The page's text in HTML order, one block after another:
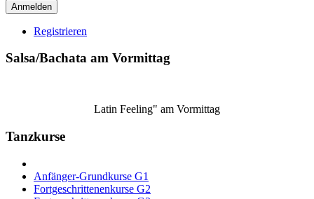
Anmelden
Registrieren
Salsa/Bachata am Vormittag
Latin Feeling" am Vormittag
Tanzkurse
Anfänger-Grundkurse G1
Fortgeschrittenenkurse G2